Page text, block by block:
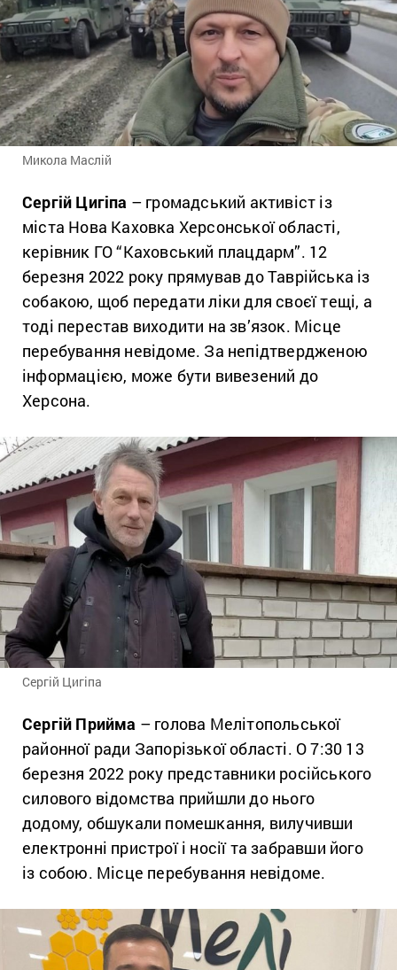
Микола Маслій
Сергій Цигіпа – громадський активіст із
міста Нова Каховка Херсонської області,
керівник ГО “Каховський плацдарм”. 12
березня 2022 року прямував до Таврійська із
собакою, щоб передати ліки для своєї тещі, а
тоді перестав виходити на зв’язок. Місце
перебування невідоме. За непідтвердженою
інформацією, може бути вивезений до
Херсона.
Сергій Цигіпа
Сергій Прийма – голова Мелітопольської
районної ради Запорізької області. О 7:30 13
березня 2022 року представники російського
силового відомства прийшли до нього
додому, обшукали помешкання, вилучивши
електронні пристрої і носії та забравши його
із собою. Місце перебування невідоме.